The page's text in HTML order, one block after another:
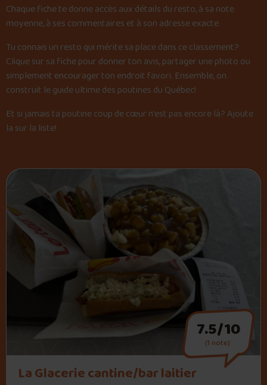
Chaque fiche te donne accès aux détails du resto, à sa note
moyenne, à ses commentaires et à son adresse exacte.
Tu connais un resto qui mérite sa place dans ce classement?
Clique sur sa fiche pour donner ton avis, partager une photo ou
simplement encourager ton endroit favori. Ensemble, on
construit le guide ultime des poutines du Québec!
Et si jamais ta poutine coup de cœur n’est pas encore là? Ajoute
la sur la liste!
La Glacerie cantine/bar laitier
7.5/10
(1 note)